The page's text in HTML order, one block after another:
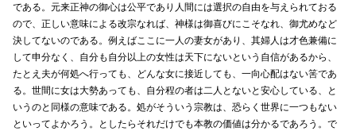
である。元来正神の御心は公平であり人間には選択の自由を与えられておる
ので、正しい意味による改宗なれば、神様は御喜びにこそなれ、御尤めなど
決してないのである。例えばここに一人の妻女があり、其婦人は才色兼備に
して申分なく、自分も自分以上の女性は天下にないという自信があるから、
たとえ夫が何処へ行っても、どんな女に接近しても、一向心配はない筈であ
る。世間に女は大勢あっても、自分程の者は二人とないと安心している、と
いうのと同様の意味である。処がそういう宗教は、恐らく世界に一つもない
といってよかろう。としたらそれだけでも本教の価値は分かるであろう。で